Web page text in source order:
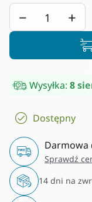
− +
Wysyłka: 8
Dostępny
Darmowa
Sprawdź
14 dni na